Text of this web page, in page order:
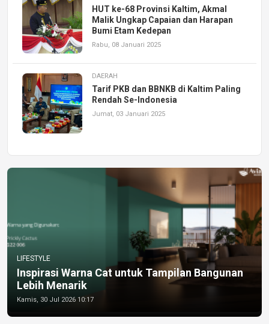
HUT ke-68 Provinsi Kaltim, Akmal
Malik Ungkap Capaian dan Harapan
Bumi Etam Kedepan
Rabu, 08 Januari 2025
DAERAH
Tarif PKB dan BBNKB di Kaltim Paling
Rendah Se-Indonesia
Jumat, 03 Januari 2025
LIFESTYLE
Inspirasi Warna Cat untuk Tampilan Bangunan
Lebih Menarik
Kamis, 30 Jul 2026 10:17